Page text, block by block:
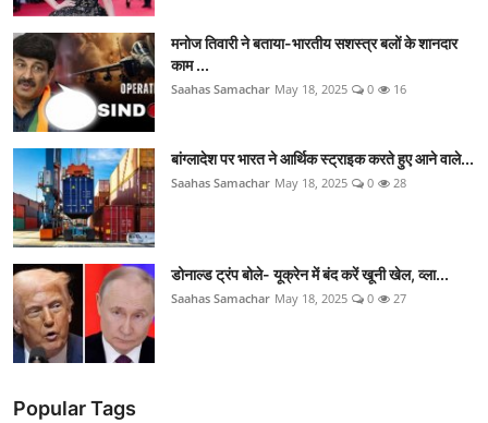
मनोज तिवारी ने बताया-भारतीय सशस्त्र बलों के शानदार
काम ...
Saahas Samachar May 18, 2025 0 16
बांग्लादेश पर भारत ने आर्थिक स्ट्राइक करते हुए आने वाले...
Saahas Samachar May 18, 2025 0 28
डोनाल्ड ट्रंप बोले- यूक्रेन में बंद करें खूनी खेल, व्ला...
Saahas Samachar May 18, 2025 0 27
Popular Tags